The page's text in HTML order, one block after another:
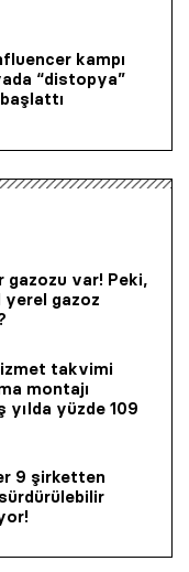
kampı
“distopya”
gazozu var! Peki,
yerel gazoz
takvimi
montajı
yılda yüzde 109
9 şirketten